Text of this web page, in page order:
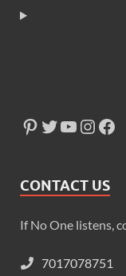
CONTACT US
If No One listens,
7017078751